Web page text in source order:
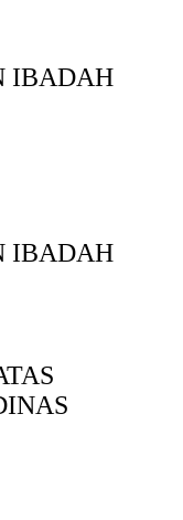
IBADAH
IBADAH